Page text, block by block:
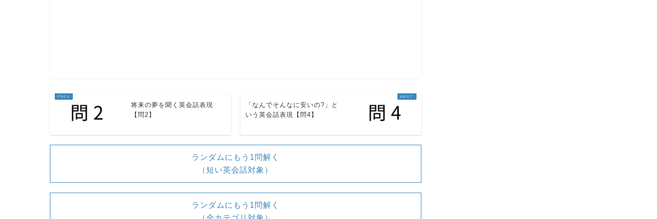
将来の夢を聞く英会話表現
【問2】
「なんでそんなに安いの?」と
いう英会話表現【問4】
ランダムにもう1問解く
（短い英会話対象）
ランダムにもう1問解く